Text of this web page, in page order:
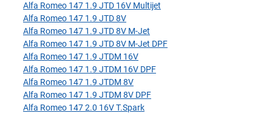
Alfa Romeo 147 1.9 JTD 16V Multijet
Alfa Romeo 147 1.9 JTD 8V
Alfa Romeo 147 1.9 JTD 8V M-Jet
Alfa Romeo 147 1.9 JTD 8V M-Jet DPF
Alfa Romeo 147 1.9 JTDM 16V
Alfa Romeo 147 1.9 JTDM 16V DPF
Alfa Romeo 147 1.9 JTDM 8V
Alfa Romeo 147 1.9 JTDM 8V DPF
Alfa Romeo 147 2.0 16V T.Spark